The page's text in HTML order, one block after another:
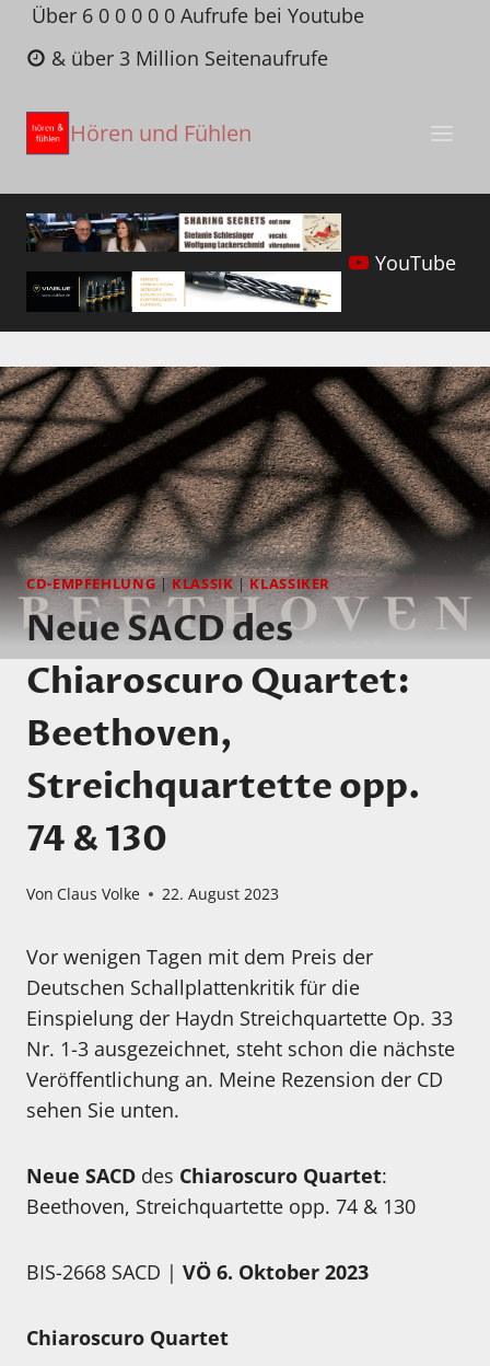
Zum
Inhalt
springen
Über 6 0 0 0 0 0 Aufrufe bei Youtube
& über 3 Million Seitenaufrufe
Hören und Fühlen
YouTube
CD-EMPFEHLUNG| KLASSIK |KLASSIKER
Neue SACD des
Chiaroscuro Quartet:
Beethoven,
Streichquartette opp.
74 & 130
Von Claus Volke 22. August 2023
Vor wenigen Tagen mit dem Preis der
Deutschen Schallplattenkritik für die
Einspielung der Haydn Streichquartette Op. 33
Nr. 1-3 ausgezeichnet, steht schon die nächste
Veröffentlichung an. Meine Rezension der CD
sehen Sie unten.
Neue SACD des Chiaroscuro Quartet:
Beethoven, Streichquartette opp. 74 & 130
BIS-2668 SACD | VÖ 6. Oktober 2023
Chiaroscuro Quartet